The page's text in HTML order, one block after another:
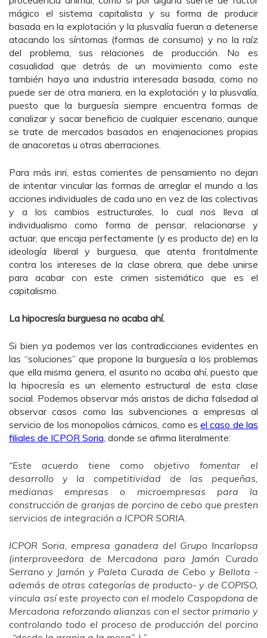
mágico el sistema capitalista y su forma de producir
basada en la explotación y la plusvalía fueran a detenerse
atacando los síntomas (formas de consumo) y no la raíz
del problema, sus relaciones de producción. No es
casualidad que detrás de un movimiento como este
también haya una industria interesada basada, como no
puede ser de otra manera, en la explotación y la plusvalía,
puesto que la burguesía siempre encuentra formas de
canalizar y sacar beneficio de cualquier escenario, aunque
se trate de mercados basados en enajenaciones propias
de anacoretas u otras aberraciones.
Para más inri, estas corrientes de pensamiento no dejan
de intentar vincular las formas de arreglar el mundo a las
acciones individuales de cada uno en vez de las colectivas
y a los cambios estructurales, lo cual nos lleva al
individualismo como forma de pensar, relacionarse y
actuar, que encaja perfectamente (y es producto de) en la
ideología liberal y burguesa, que atenta frontalmente
contra los intereses de la clase obrera, que debe unirse
para acabar con este crimen sistemático que es el
capitalismo.
La hipocresía burguesa no acaba ahí.
Si bien ya podemos ver las contradicciones evidentes en
las “soluciones” que propone la burguesía a los problemas
que ella misma genera, el asunto no acaba ahí, puesto que
la hipocresía es un elemento estructural de esta clase
social. Podemos observar más aristas de dicha falsedad al
observar casos como las subvenciones a empresas al
servicio de los monopolios cárnicos, como es el caso de las
filiales de ICPOR Soria , donde se afirma literalmente:
“Este acuerdo tiene como objetivo fomentar el
desarrollo y la competitividad de las pequeñas,
medianas empresas o microempresas para la
construcción de granjas de porcino de cebo que presten
servicios de integración a ICPOR SORIA.
ICPOR Soria, empresa ganadera del Grupo Incarlopsa
(interproveedora de Mercadona para Jamón Curado
Serrano y Jamón y Paleta Curada de Cebo y Bellota -
además de otras categorías de producto- y de COPISO,
vincula así este proyecto con el modelo Caspopdona de
Mercadona reforzando alianzas con el sector primario y
controlando todo el proceso de producción del porcino